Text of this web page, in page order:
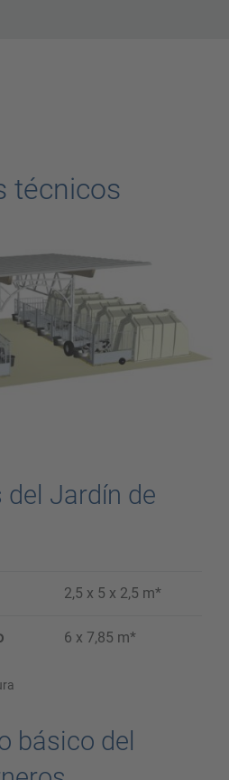
técnicos
Jardín de
2,5 x 5 x 2,5 m*
6 x 7,85 m*
básico del